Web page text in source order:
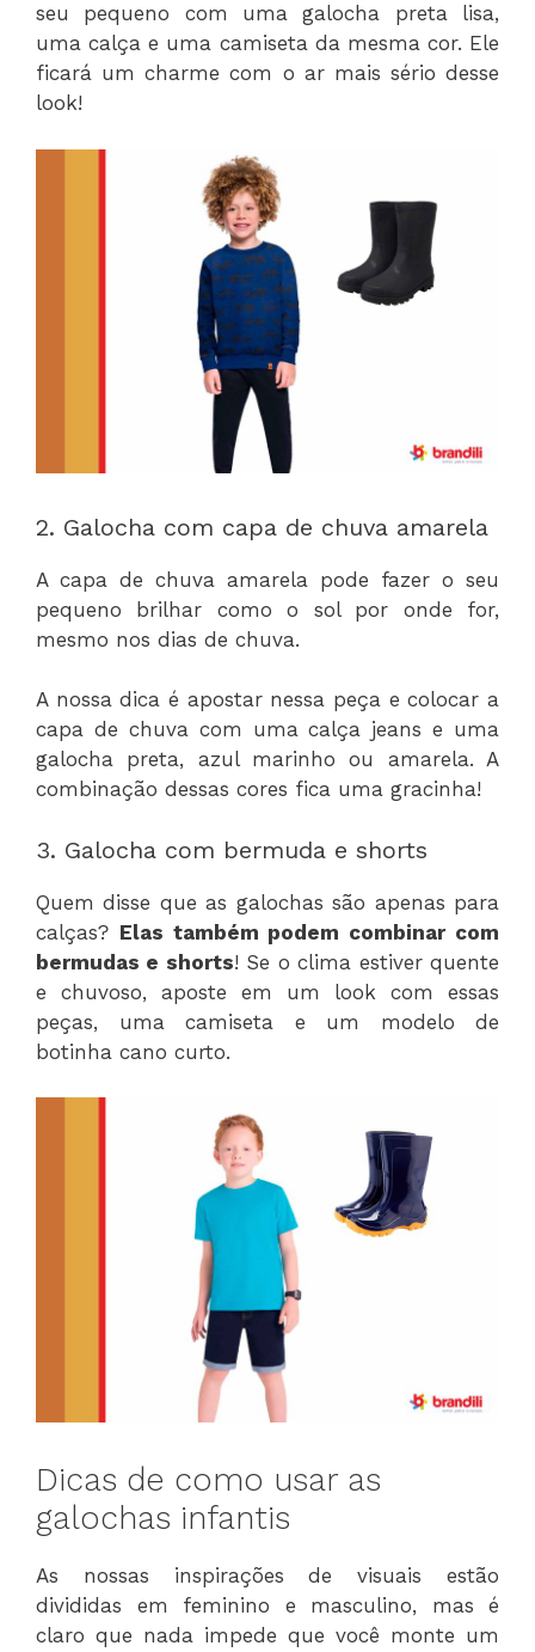
seu pequeno com uma galocha preta lisa,
uma calça e uma camiseta da mesma cor. Ele
ficará um charme com o ar mais sério desse
look!
2. Galocha com capa de chuva amarela
A capa de chuva amarela pode fazer o seu
pequeno brilhar como o sol por onde for,
mesmo nos dias de chuva.
A nossa dica é apostar nessa peça e colocar a
capa de chuva com uma calça jeans e uma
galocha preta, azul marinho ou amarela. A
combinação dessas cores fica uma gracinha!
3. Galocha com bermuda e shorts
Quem disse que as galochas são apenas para
calças? Elas também podem combinar com
bermudas e shorts! Se o clima estiver quente
e chuvoso, aposte em um look com essas
peças, uma camiseta e um modelo de
botinha cano curto.
Dicas de como usar as
galochas infantis
As nossas inspirações de visuais estão
divididas em feminino e masculino, mas é
claro que nada impede que você monte um